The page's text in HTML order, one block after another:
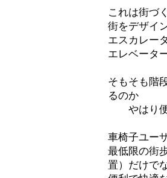
これは街づ
街をデザイ
エスカレー
エレベータ
そもそも階
るのか
やはり便
車椅子ユ
最低限の街
置）だけで